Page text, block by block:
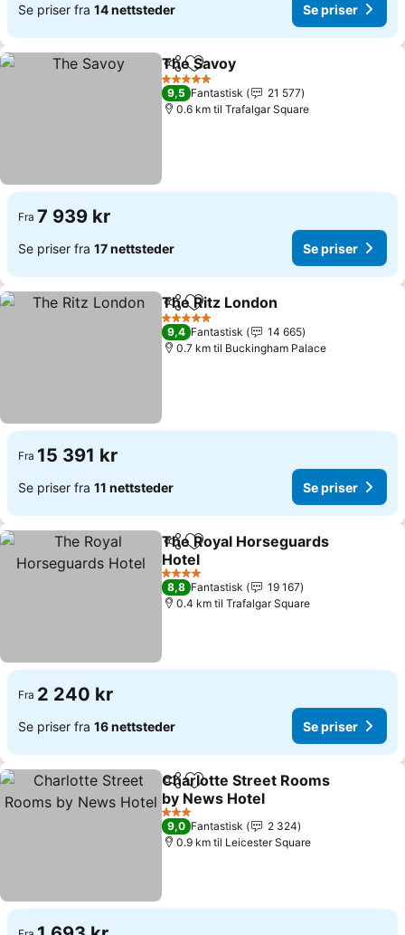
Se priser fra 14 nettsteder Se priser
Del Legg til i favoritter
The Savoy
5 Stjerner
9,5 Fantastisk
21 577
0.6 km til Trafalgar Square
Fra 7 939 kr
Se priser fra 17 nettsteder Se priser
Del Legg til i favoritter
The Ritz London
5 Stjerner
9,4 Fantastisk
14 665
0.7 km til Buckingham Palace
Fra 15 391 kr
Se priser fra 11 nettsteder Se priser
Del Legg til i favoritter
The Royal Horseguards
Hotel
Se priser
4 Stjerner
8,8 Fantastisk
19 167
0.4 km til Trafalgar Square
Fra 2 240 kr
Se priser fra 16 nettsteder Se priser
Del Legg til i favoritter
Charlotte Street Rooms
by News Hotel
Se priser
3 Stjerner
9,0 Fantastisk
2 324
0.9 km til Leicester Square